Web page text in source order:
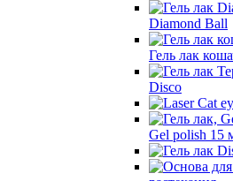
Diamond Ball
Гель лак
Disco
Gel polish 15